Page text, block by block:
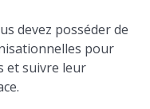
devez posséder de
pour
et suivre leur